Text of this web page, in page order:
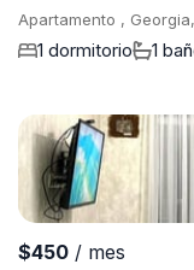
Apartamento ,
1 dormitorio 1
$450 / mes